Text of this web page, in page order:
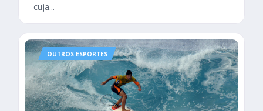
cuja...
OUTROS ESPORTES